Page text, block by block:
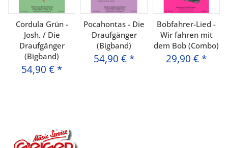
Cordula Grün -
Josh. / Die
Draufgänger
(Bigband)
54,90 € *
Pocahontas - Die
Draufgänger
(Bigband)
54,90 € *
Bobfahrer-Lied -
Wir fahren mit
dem Bob (Combo)
29,90 € *